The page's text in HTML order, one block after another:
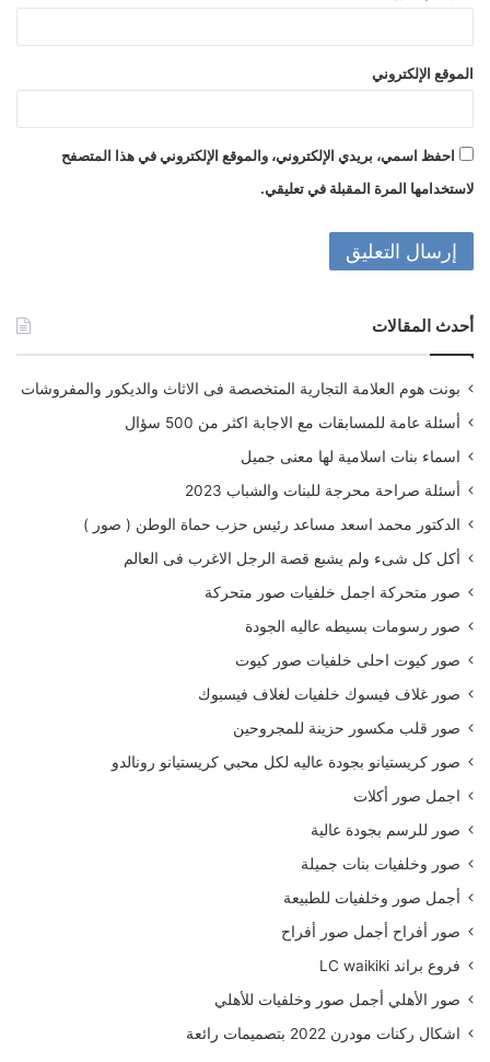
الموقع الإلكتروني
احفظ اسمي، بريدي الإلكتروني، والموقع الإلكتروني في هذا المتصفح
لاستخدامها المرة المقبلة في تعليقي.
أحدث المقالات
بونت هوم العلامة التجارية المتخصصة فى الاثاث والديكور والمفروشات
أسئلة عامة للمسابقات مع الاجابة اكثر من 500 سؤال
اسماء بنات اسلامية لها معنى جميل
أسئلة صراحة محرجة للبنات والشباب 2023
الدكتور محمد اسعد مساعد رئيس حزب حماة الوطن ( صور )
أكل كل شىء ولم يشبع قصة الرجل الاغرب فى العالم
صور متحركة اجمل خلفيات صور متحركة
صور رسومات بسيطه عاليه الجودة
صور كيوت احلى خلفيات صور كيوت
صور غلاف فيسوك خلفيات لغلاف فيسبوك
صور قلب مكسور حزينة للمجروحين
صور كريستيانو بجودة عاليه لكل محبي كريستيانو رونالدو
اجمل صور أكلات
صور للرسم بجودة عالية
صور وخلفيات بنات جميلة
أجمل صور وخلفيات للطبيعة
صور أفراح أجمل صور أفراح
فروع براند LC waikiki
صور الأهلي أجمل صور وخلفيات للأهلي
اشكال ركنات مودرن 2022 بتصميمات رائعة